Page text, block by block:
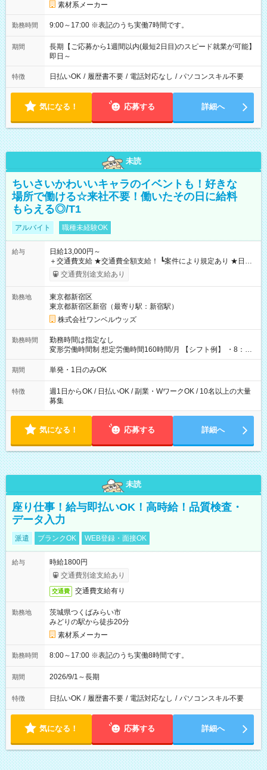
素材系メーカー
勤務時間 9:00～17:00 ※表記のうち実働7時間です。
期間
長期【ご応募から1週間以内(最短2日目)のスピード就業が可能】
即日～
特徴 日払いOK / 履歴書不要 / 電話対応なし / パソコンスキル不要
気になる！ 応募する 詳細へ
未読
ちいさいかわいいキャラのイベントも！好きな
場所で働ける☆来社不要！働いたその日に給料
もらえる◎/T1
アルバイト 職種未経験OK
給与
日給13,000円～
＋交通費支給 ★交通費全額支給！ ┗案件により規定あり ★日払
いOK！（規定あり） ┗働いたその日に現金GET♪ お仕事後はコ
ンビニATMから 日払い分を引き落とせます！ 【試用期間】試
交通費別途支給あり
勤務地
東京都新宿区
東京都新宿区新宿（最寄り駅：新宿駅）
株式会社ワンベルウッズ
勤務時間
勤務時間は指定なし
変形労働時間制 想定労働時間160時間/月 【シフト例】 ・8：00
～21：00
期間 単発・1日のみOK
特徴
週1日からOK / 日払いOK / 副業・WワークOK / 10名以上の大量
募集
気になる！ 応募する 詳細へ
未読
座り仕事！給与即払いOK！高時給！品質検査・
データ入力
派遣 ブランクOK WEB登録・面接OK
給与
時給1800円
交通費別途支給あり
交通費 交通費支給有り
勤務地
茨城県つくばみらい市
みどりの駅から徒歩20分
素材系メーカー
勤務時間 8:00～17:00 ※表記のうち実働8時間です。
期間 2026/9/1～長期
特徴 日払いOK / 履歴書不要 / 電話対応なし / パソコンスキル不要
気になる！ 応募する 詳細へ